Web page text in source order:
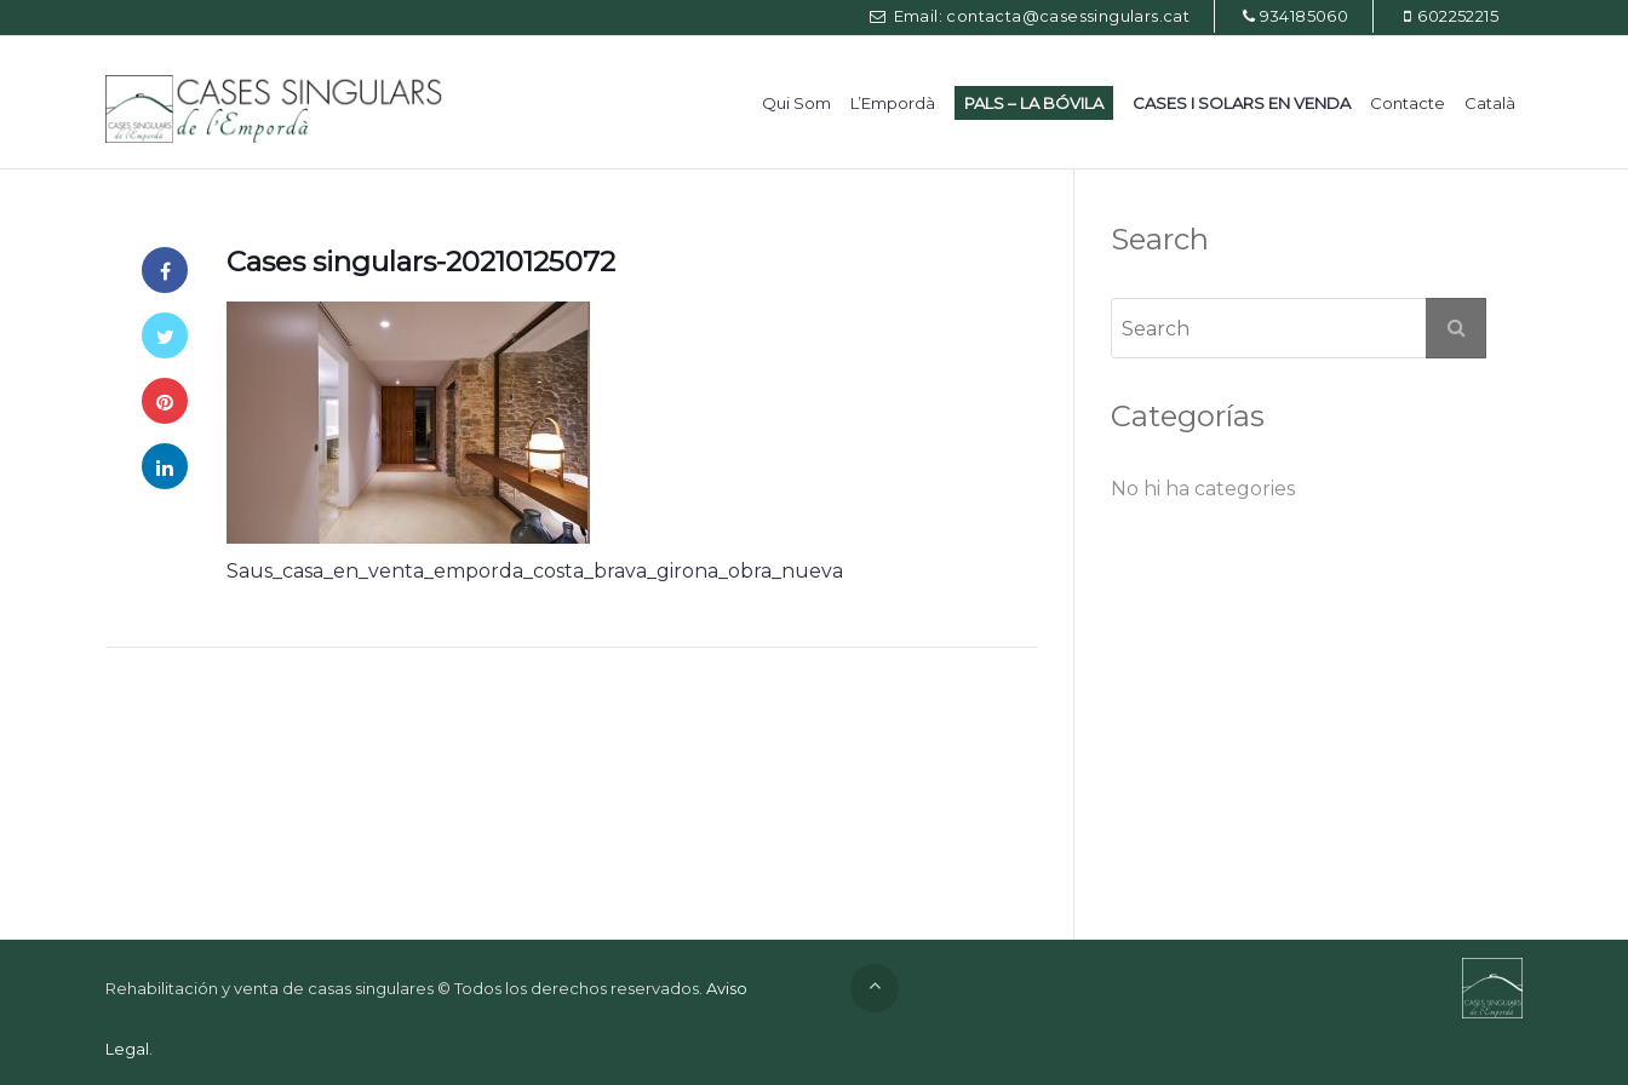
Email: contacta@casessingulars.cat 934185060 602252215
Qui Som L’Empordà PALS – LA BÓVILA CASES I SOLARS EN VENDA Contacte Català
Cases singulars-20210125072
Saus_casa_en_venta_emporda_costa_brava_girona_obra_nueva
Search
Categorías
No hi ha categories
Rehabilitación y venta de casas singulares © Todos los derechos reservados. Aviso
Legal